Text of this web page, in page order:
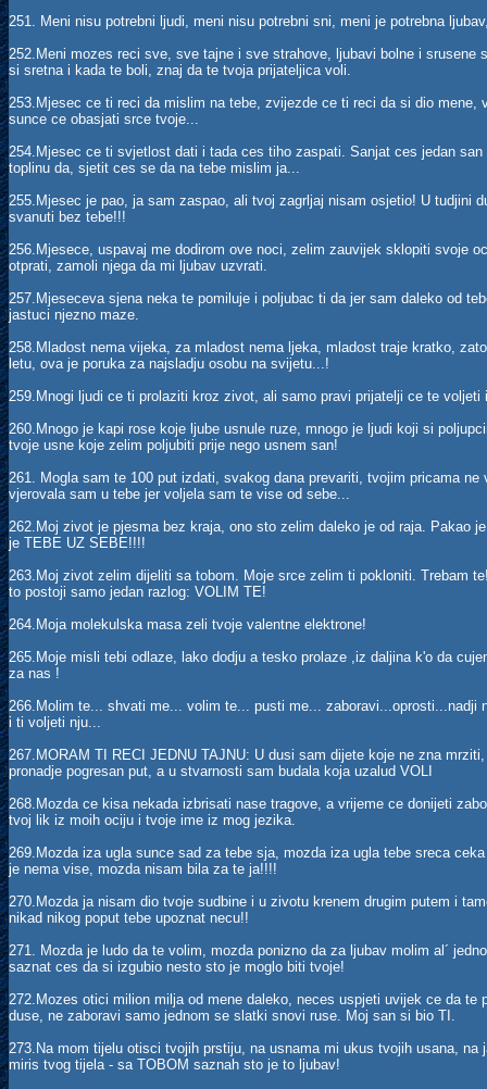
251. Meni nisu potrebni ljudi, meni nisu potrebni sni, meni je potrebna
252.Meni mozes reci sve, sve tajne i sve strahove, ljubavi bolne i srusene
si sretna i kada te boli, znaj da te tvoja prijateljica voli.
253.Mjesec ce ti reci da mislim na tebe, zvijezde ce ti reci da si dio mene,
sunce ce obasjati srce tvoje...
254.Mjesec ce ti svjetlost dati i tada ces tiho zaspati. Sanjat ces jedan
toplinu da, sjetit ces se da na tebe mislim ja...
255.Mjesec je pao, ja sam zaspao, ali tvoj zagrljaj nisam osjetio! U tudjini
svanuti bez tebe!!!
256.Mjesece, uspavaj me dodirom ove noci, zelim zauvijek sklopiti svoje
otprati, zamoli njega da mi ljubav uzvrati.
257.Mjeseceva sjena neka te pomiluje i poljubac ti da jer sam daleko od
jastuci njezno maze.
258.Mladost nema vijeka, za mladost nema ljeka, mladost traje kratko,
letu, ova je poruka za najsladju osobu na svijetu...!
259.Mnogi ljudi ce ti prolaziti kroz zivot, ali samo pravi prijatelji ce te
260.Mnogo je kapi rose koje ljube usnule ruze, mnogo je ljudi koji si
tvoje usne koje zelim poljubiti prije nego usnem san!
261. Mogla sam te 100 put izdati, svakog dana prevariti, tvojim pricama ne
vjerovala sam u tebe jer voljela sam te vise od sebe...
262.Moj zivot je pjesma bez kraja, ono sto zelim daleko je od raja. Pakao
je TEBE UZ SEBE!!!!
263.Moj zivot zelim dijeliti sa tobom. Moje srce zelim ti pokloniti. Trebam
to postoji samo jedan razlog: VOLIM TE!
264.Moja molekulska masa zeli tvoje valentne elektrone!
265.Moje misli tebi odlaze, lako dodju a tesko prolaze ,iz daljina k'o da
za nas !
266.Molim te... shvati me... volim te... pusti me... zaboravi...oprosti...nadji
i ti voljeti nju...
267.MORAM TI RECI JEDNU TAJNU: U dusi sam dijete koje ne zna
pronadje pogresan put, a u stvarnosti sam budala koja uzalud VOLI
268.Mozda ce kisa nekada izbrisati nase tragove, a vrijeme ce donijeti
tvoj lik iz moih ociju i tvoje ime iz mog jezika.
269.Mozda iza ugla sunce sad za tebe sja, mozda iza ugla tebe sreca
je nema vise, mozda nisam bila za te ja!!!!
270.Mozda ja nisam dio tvoje sudbine i u zivotu krenem drugim putem i
nikad nikog poput tebe upoznat necu!!
271. Mozda je ludo da te volim, mozda ponizno da za ljubav molim al´
saznat ces da si izgubio nesto sto je moglo biti tvoje!
272.Mozes otici milion milja od mene daleko, neces uspjeti uvijek ce da te
duse, ne zaboravi samo jednom se slatki snovi ruse. Moj san si bio TI.
273.Na mom tijelu otisci tvojih prstiju, na usnama mi ukus tvojih usana,
miris tvog tijela - sa TOBOM saznah sto je to ljubav!